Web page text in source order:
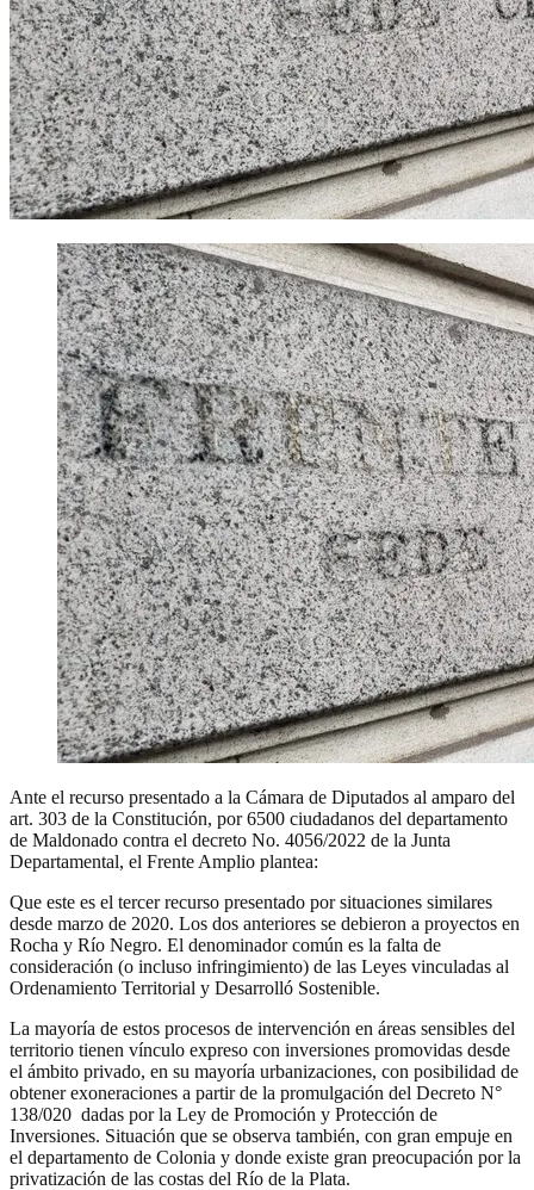
Ante el recurso presentado a la Cámara de Diputados al amparo del
art. 303 de la Constitución, por 6500 ciudadanos del departamento
de Maldonado contra el decreto No. 4056/2022 de la Junta
Departamental, el Frente Amplio plantea:
Que este es el tercer recurso presentado por situaciones similares
desde marzo de 2020. Los dos anteriores se debieron a proyectos en
Rocha y Río Negro. El denominador común es la falta de
consideración (o incluso infringimiento) de las Leyes vinculadas al
Ordenamiento Territorial y Desarrolló Sostenible.
La mayoría de estos procesos de intervención en áreas sensibles del
territorio tienen vínculo expreso con inversiones promovidas desde
el ámbito privado, en su mayoría urbanizaciones, con posibilidad de
obtener exoneraciones a partir de la promulgación del Decreto N°
138/020 dadas por la Ley de Promoción y Protección de
Inversiones. Situación que se observa también, con gran empuje en
el departamento de Colonia y donde existe gran preocupación por la
privatización de las costas del Río de la Plata.